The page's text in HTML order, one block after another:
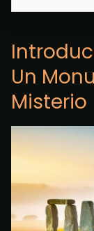
Un
Misterio